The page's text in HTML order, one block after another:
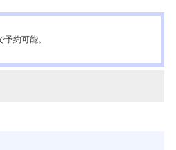
約可能。